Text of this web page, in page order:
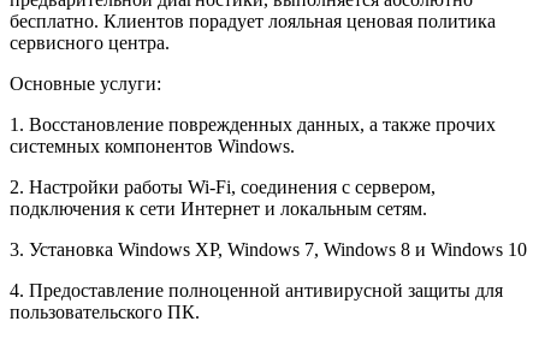
бесплатно. Клиентов порадует лояльная ценовая политика
сервисного центра.
Основные услуги:
1. Восстановление поврежденных данных, а также прочих
системных компонентов Windows.
2. Настройки работы Wi-Fi, соединения с сервером,
подключения к сети Интернет и локальным сетям.
3. Установка Windows XP, Windows 7, Windows 8 и Windows 10
4. Предоставление полноценной антивирусной защиты для
пользовательского ПК.